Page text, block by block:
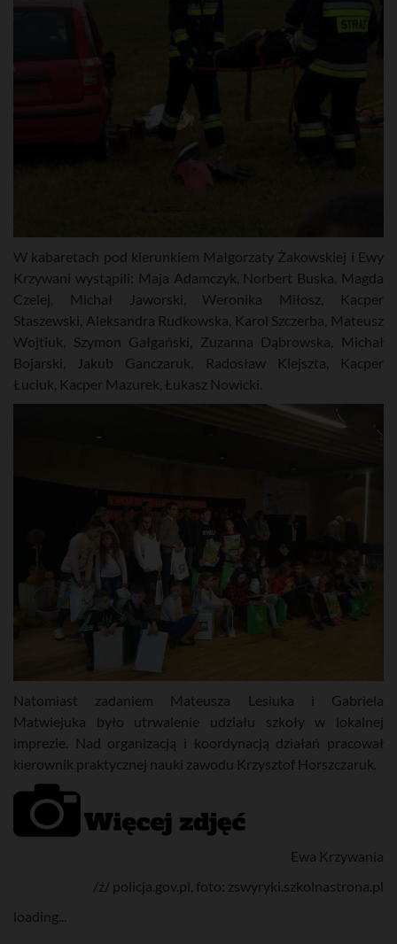
W kabaretach pod kierunkiem Małgorzaty Żakowskiej i Ewy
Krzywani wystąpili: Maja Adamczyk, Norbert Buska, Magda
Czelej, Michał Jaworski, Weronika Miłosz, Kacper
Staszewski, Aleksandra Rudkowska, Karol Szczerba, Mateusz
Wojtiuk, Szymon Gałgański, Zuzanna Dąbrowska, Michał
Bojarski, Jakub Ganczaruk, Radosław Klejszta, Kacper
Łuciuk, Kacper Mazurek, Łukasz Nowicki.
Natomiast zadaniem Mateusza Lesiuka i Gabriela
Matwiejuka było utrwalenie udziału szkoły w lokalnej
imprezie. Nad organizacją i koordynacją działań pracował
kierownik praktycznej nauki zawodu Krzysztof Horszczaruk.
Ewa Krzywania
/ź/ policja.gov.pl, foto: zswyryki.szkolnastrona.pl
loading...